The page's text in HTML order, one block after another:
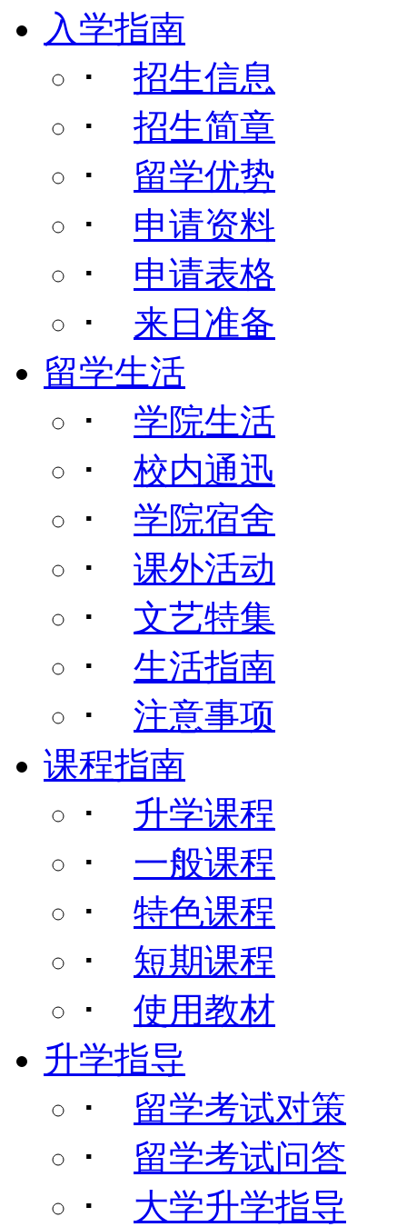
入学指南
･ 招生信息
･ 招生简章
･ 留学优势
･ 申请资料
･ 申请表格
･ 来日准备
留学生活
･ 学院生活
･ 校内通迅
･ 学院宿舍
･ 课外活动
･ 文艺特集
･ 生活指南
･ 注意事项
课程指南
･ 升学课程
･ 一般课程
･ 特色课程
･ 短期课程
･ 使用教材
升学指导
･ 留学考试对策
･ 留学考试问答
･ 大学升学指导